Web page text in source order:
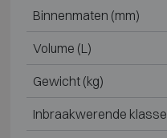
Binnenmaten (mm)
Volume (L)
Gewicht (kg)
Inbraakwerende klasse